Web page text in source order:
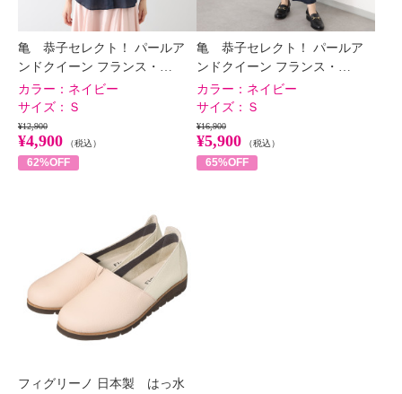
亀 恭子セレクト！ パールア
ンドクイーン フランス・…
カラー： ネイビー
サイズ： Ｓ
¥12,900
¥4,900 （税込）
62%OFF
亀 恭子セレクト！ パールア
ンドクイーン フランス・…
カラー： ネイビー
サイズ： Ｓ
¥16,900
¥5,900 （税込）
65%OFF
フィグリーノ 日本製 はっ水